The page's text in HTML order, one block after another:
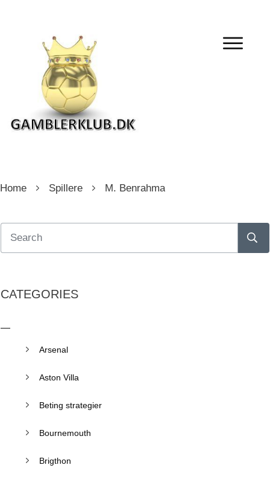
Home Spillere M. Benrahma
CATEGORIES
Arsenal
Aston Villa
Beting strategier
Bournemouth
Brigthon